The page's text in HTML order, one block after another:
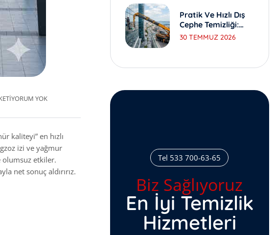
YORUM YOK
kaliteyi” en hızlı
izi ve yağmur
olumsuz etkiler.
net sonuç aldırırız.
Pratik Ve Hızlı Dış
Cephe Temizliği:
Sepetli Vinç
30 TEMMUZ 2026
Tel 533 700-63-65
Biz Sağlıyoruz
En İyi Temizlik
Hizmetleri